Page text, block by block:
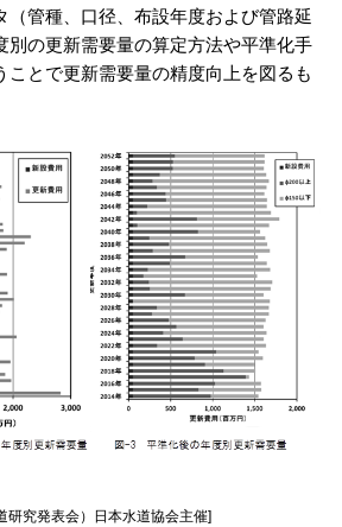
（管種、口径、布設年度および管路延
別の更新需要量の算定方法や平準化手
ことで更新需要量の精度向上を図るも
研究発表会）日本水道協会主催]